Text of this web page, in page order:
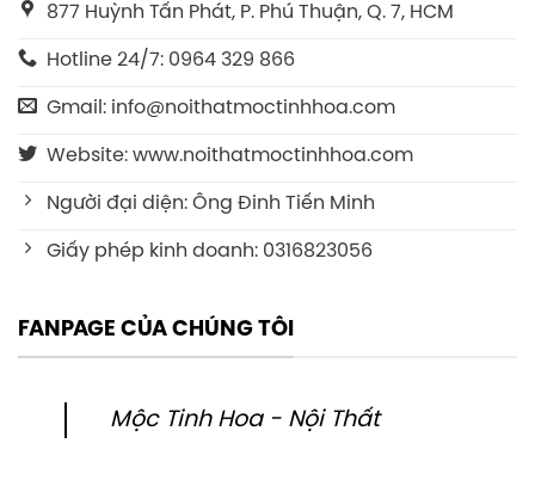
877 Huỳnh Tấn Phát, P. Phú Thuận, Q. 7, HCM
Hotline 24/7: 0964 329 866
Gmail: info@noithatmoctinhhoa.com
Website: www.noithatmoctinhhoa.com
Người đại diện: Ông Đinh Tiến Minh
Giấy phép kinh doanh: 0316823056
FANPAGE CỦA CHÚNG TÔI
Mộc Tinh Hoa - Nội Thất